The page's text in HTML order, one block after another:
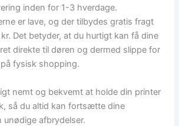
inden for 1-3 hverdage.
er lave, og der tilbydes gratis fragt
Det betyder, at du hurtigt kan få dine
direkte til døren og dermed slippe for
fysisk shopping.
nemt og bekvemt at holde din printer
så du altid kan fortsætte dine
unødige afbrydelser.